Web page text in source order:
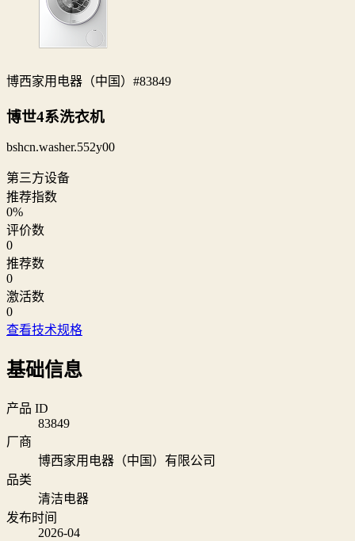
博西家用电器（中国） #83849
博世4系洗衣机
bshcn.washer.552y00
第三方设备
推荐指数
0%
评价数
0
推荐数
0
激活数
0
查看技术规格
基础信息
产品 ID
83849
厂商
博西家用电器（中国）有限公司
品类
清洁电器
发布时间
2026-04